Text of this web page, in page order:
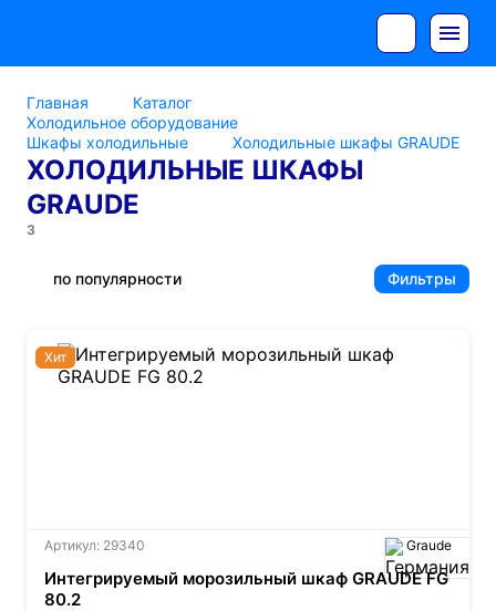
Главная
Каталог
Холодильное оборудование
Шкафы холодильные
Холодильные шкафы GRAUDE
ХОЛОДИЛЬНЫЕ ШКАФЫ
GRAUDE
3
по популярности Фильтры
Артикул: 29340 Graude
Интегрируемый морозильный шкаф GRAUDE FG
80.2
Хит